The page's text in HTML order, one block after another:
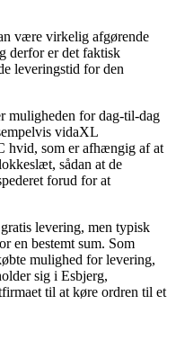
være virkelig afgørende
derfor er det faktisk
leveringstid for den
muligheden for dag-til-dag
vidaXL
hvid, som er afhængig af at
sådan at de
forud for at
levering, men typisk
en bestemt sum. Som
mulighed for levering,
sig i Esbjerg,
til at køre ordren til et